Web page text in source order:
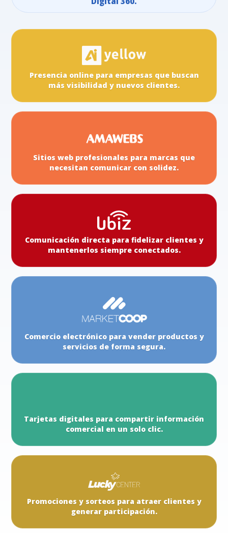
Presencia online para empresas que buscan
más visibilidad y nuevos clientes.
Sitios web profesionales para marcas que
necesitan comunicar con solidez.
Comunicación directa para fidelizar clientes y
mantenerlos siempre conectados.
Comercio electrónico para vender productos y
servicios de forma segura.
Tarjetas digitales para compartir información
comercial en un solo clic.
Promociones y sorteos para atraer clientes y
generar participación.